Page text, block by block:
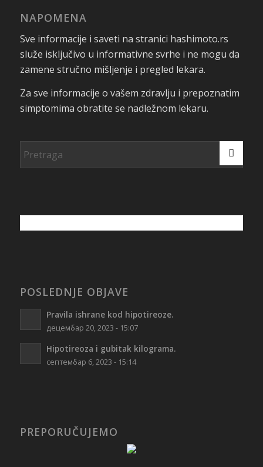
NAPOMENA
Sve informacije i saveti na stranici hashimoto.rs
služe isključivo u informativne svrhe i ne mogu da
zamene stručno mišljenje i pregled lekara.
Za sve informacije o vašem zdravlju i prepoznatim
simptomima obratite se nadležnom lekaru.
POSLEDNJE OBJAVE
Pravila ishrane kod hipotireoze.
децембар 20, 2023 - 15:07
Hipotireoza i gubitak kilograma.
септембар 6, 2023 - 15:14
PREPORUČUJEMO